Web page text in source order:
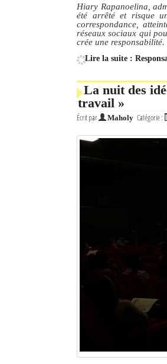
Hiary Rapanoelina,
été arrêté et risque
correspondance,
réseaux sociaux qui
crée une responsabilité.
Lire la suite :
La nuit des
travail »
Écrit par Maholy Catégorie :